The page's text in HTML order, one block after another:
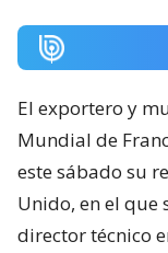
El exportero y
Mundial de
este sábado su
Unido, en el que
director técnico